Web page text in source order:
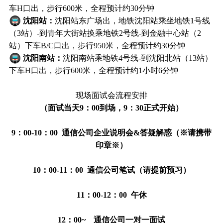
车H口出，步行600米，全程预计约30分钟
沈阳站： 沈阳站东广场出，地铁沈阳站乘坐地铁1号线
（3站）-到青年大街站换乘地铁2号线-到金融中心站（2
站）下车B/C口出，步行950米，全程预计约30分钟
沈阳南站： 沈阳南站乘地铁4号线-到沈阳北站（13站）
下车H口出，步行600米，全程预计约1小时6分钟
现场面试会流程安排
（面试当天9：00到场，9：30正式开始）
9：00-10：00 通信公司企业说明会&答疑解惑（※请携带
印章※）
10：00-11：00 通信公司笔试（请提前预习）
11：00-12：00 午休
12：00~ 通信公司一对一面试